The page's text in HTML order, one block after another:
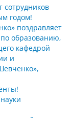
сотрудников
годом!
поздравляет
образованию,
кафедрой
и